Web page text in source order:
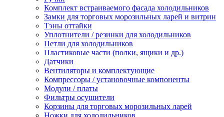
Комплект встраиваемого фасада холодильников
Замки для торговых морозильных ларей и витрин
Тэны оттайки
Уплотнители / резинки для холодильников
Петли для холодильников
Пластиковые части (полки, ящики и др.)
Датчики
Вентиляторы и комплектующие
Компрессоры / установочные компоненты
Модули / платы
Фильтры осушители
Корзины для торговых морозильных ларей